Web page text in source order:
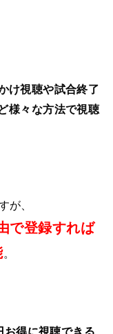
け視聴や試合終了
様々な方法で視聴
が、
で登録すれば
。
得に視聴できる